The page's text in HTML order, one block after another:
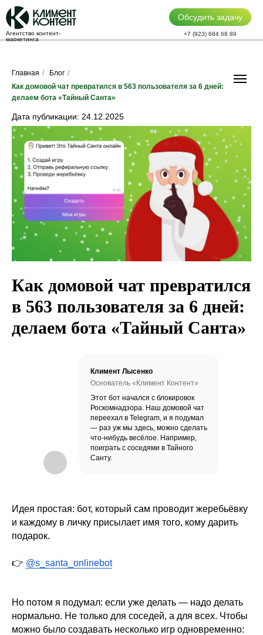
Агентство контент-
маркетинга
Обсудить задачу
+7 (923) 684 68 89
Главная / Блог /
Как домовой чат превратился в 563 пользователя за 6 дней:
делаем бота «Тайный Санта»
Дата публикации: 24.12.2025
Как домовой чат превратился
в 563 пользователя за 6 дней:
делаем бота «Тайный Санта»
Этот бот начался с блокировок
Роскомнадзора. Наш домовой чат
переехал в Telegram, и я подумал
— раз уж мы здесь, можно сделать
что-нибудь весёлое. Например,
поиграть с соседями в Тайного
Санту.
Климент Лысенко
Основатель «Климент Контент»
Идея простая: бот, который сам проводит жеребьёвку
и каждому в личку присылает имя того, кому дарить
подарок.
👉 @s_santa_onlinebot
Но потом я подумал: если уже делать — надо делать
нормально. Не только для соседей, а для всех. Чтобы
можно было создавать несколько игр одновременно: